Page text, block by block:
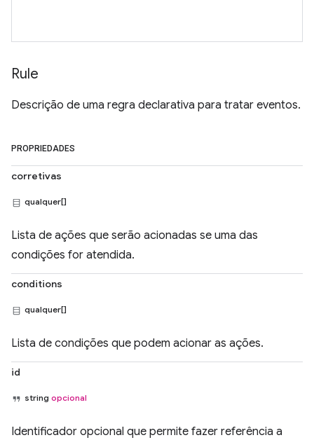
Rule
Descrição de uma regra declarativa para tratar eventos.
PROPRIEDADES
corretivas
qualquer[]
Lista de ações que serão acionadas se uma das
condições for atendida.
conditions
qualquer[]
Lista de condições que podem acionar as ações.
id
string opcional
Identificador opcional que permite fazer referência a